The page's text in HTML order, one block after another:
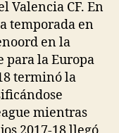
Valencia CF. En
temporada en
en la
para la Europa
terminó la
mientras